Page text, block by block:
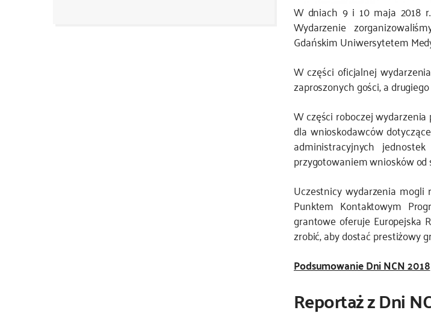
W dniach 9 i 10 maja 2018
Wydarzenie
Gdańskim Uniwersytetem
W części oficjalnej
zaproszonych gości, a drugiego
W części roboczej
dla wnioskodawców
administracyjnych
przygotowaniem wniosków
Uczestnicy wydarzenia mogli
Punktem Kontaktowym
grantowe oferuje Europejska
zrobić, aby dostać prestiżowy
Podsumowanie Dni NCN 2018
Reportaż z Dni